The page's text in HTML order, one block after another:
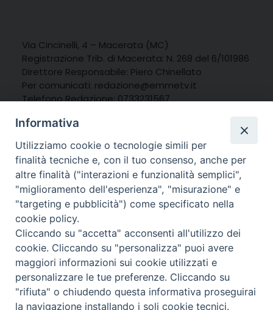
Via Cincinelli, 4 – Macerata (MC)
Registrazione Trib. di Macerata: N. 268 del 6/101986
Direttore Responsabile: Piero Chinellato
Per comunicati: redazione@emmetv.it
Telefono Redazione: 0733231567
© 2025 MarcheMedia s.c. – Via Cincinelli 4 – 62100
Macerata
Informativa
Utilizziamo cookie o tecnologie simili per
finalità tecniche e, con il tuo consenso, anche per
altre finalità ("interazioni e funzionalità semplici",
"miglioramento dell'esperienza", "misurazione" e
"targeting e pubblicità") come specificato nella
cookie policy.
Cliccando su "accetta" acconsenti all'utilizzo dei
cookie. Cliccando su "personalizza" puoi avere
maggiori informazioni sui cookie utilizzati e
personalizzare le tue preferenze. Cliccando su
"rifiuta" o chiudendo questa informativa proseguirai
la navigazione installando i soli cookie tecnici.